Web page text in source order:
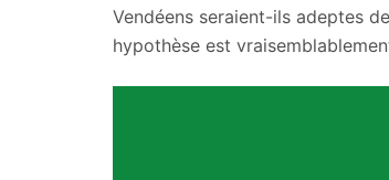
Vendéens seraient-ils adeptes
hypothèse est